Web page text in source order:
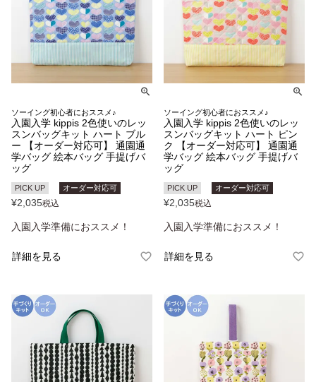
ソーイング初心者におススメ♪
入園入学 kippis 2色使いのレッ
スンバッグキット ハート ブル
ー 【オーダー対応可】 通園通
学バッグ 絵本バッグ 手提げバ
ッグ
PICK UP オーダー対応可
¥2,035税込
入園入学準備におススメ！
詳細を見る
ソーイング初心者におススメ♪
入園入学 kippis 2色使いのレッ
スンバッグキット ハート ピン
ク 【オーダー対応可】 通園通
学バッグ 絵本バッグ 手提げバ
ッグ
PICK UP オーダー対応可
¥2,035税込
入園入学準備におススメ！
詳細を見る